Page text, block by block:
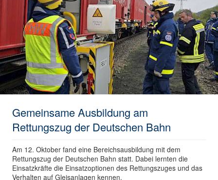
Gemeinsame Ausbildung am
Rettungszug der Deutschen Bahn
Am 12. Oktober fand eine Bereichsausbildung mit dem
Rettungszug der Deutschen Bahn statt. Dabei lernten die
Einsatzkräfte die Einsatzoptionen des Rettungszuges und das
Verhalten auf Gleisanlagen kennen.